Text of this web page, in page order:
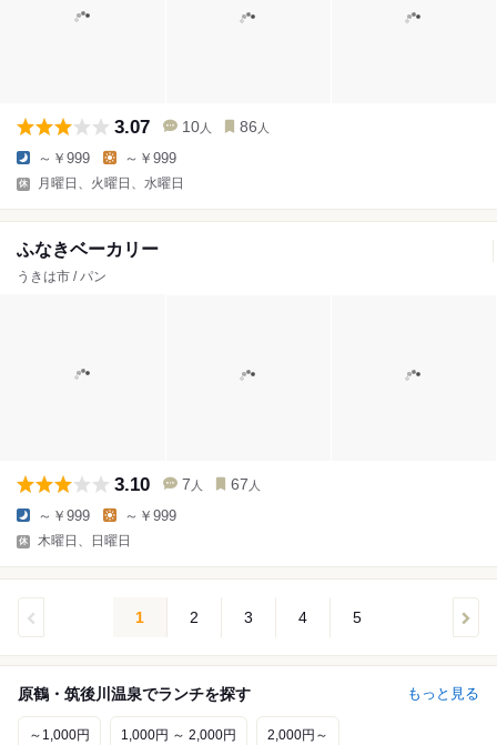
3.07 10 人 86 人
～￥999 ～￥999
月曜日、火曜日、水曜日
ふなきベーカリー
うきは市 / パン
3.10 7 人 67 人
～￥999 ～￥999
木曜日、日曜日
1 2 3 4 5
原鶴・筑後川温泉でランチを探す もっと見る
～1,000円 1,000円 ～ 2,000円 2,000円～